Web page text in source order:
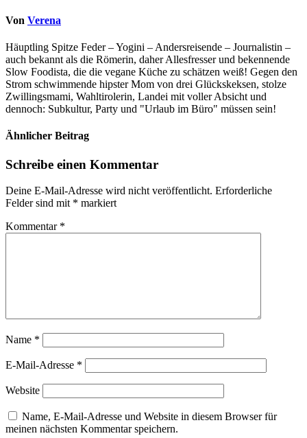
Von Verena
Häuptling Spitze Feder – Yogini – Andersreisende – Journalistin –
auch bekannt als die Römerin, daher Allesfresser und bekennende
Slow Foodista, die die vegane Küche zu schätzen weiß! Gegen den
Strom schwimmende hipster Mom von drei Glückskeksen, stolze
Zwillingsmami, Wahltirolerin, Landei mit voller Absicht und
dennoch: Subkultur, Party und "Urlaub im Büro" müssen sein!
Ähnlicher Beitrag
Schreibe einen Kommentar
Deine E-Mail-Adresse wird nicht veröffentlicht. Erforderliche
Felder sind mit * markiert
Kommentar *
Name *
E-Mail-Adresse *
Website
Name, E-Mail-Adresse und Website in diesem Browser für
meinen nächsten Kommentar speichern.